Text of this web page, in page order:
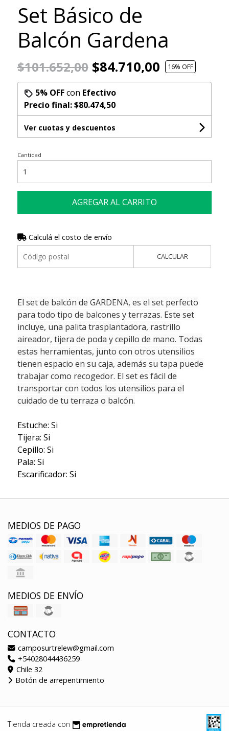
Set Básico de
Balcón Gardena
$101.652,00$84.710,00 16% OFF
5% OFFcon Efectivo
Precio final:$80.474,50
Ver cuotas y descuentos
Cantidad
AGREGAR AL CARRITO
Calculá el costo de envío
CALCULAR
El set de balcón de GARDENA, es el set perfecto
para todo tipo de balcones y terrazas. Este set
incluye, una palita trasplantadora, rastrillo
aireador, tijera de poda y cepillo de mano. Todas
estas herramientas, junto con otros utensilios
tienen espacio en su caja, además su tapa puede
trabajar como recogedor. El set es fácil de
transportar con todos los utensilios para el
cuidado de tu terraza o balcón.
Estuche: Si
Tijera: Si
Cepillo: Si
Pala: Si
Escarificador: Si
MEDIOS DE PAGO
MEDIOS DE ENVÍO
CONTACTO
camposurtrelew@gmail.com
+54028044436259
Chile 32
Botón de arrepentimiento
Tienda creada con